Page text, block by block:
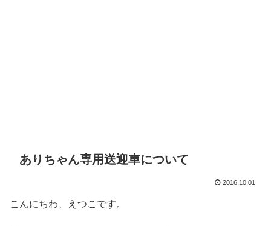
ありちゃん専用送迎車について
2016.10.01
こんにちわ、えつこです。